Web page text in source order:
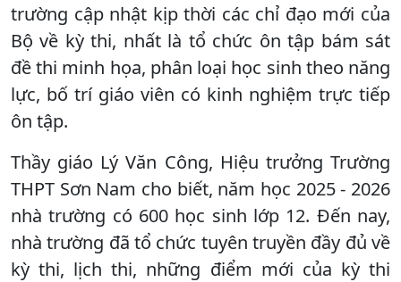
trường cập nhật kịp thời các chỉ đạo mới của
Bộ về kỳ thi, nhất là tổ chức ôn tập bám sát
đề thi minh họa, phân loại học sinh theo năng
lực, bố trí giáo viên có kinh nghiệm trực tiếp
ôn tập.
Thầy giáo Lý Văn Công, Hiệu trưởng Trường
THPT Sơn Nam cho biết, năm học 2025 - 2026
nhà trường có 600 học sinh lớp 12. Đến nay,
nhà trường đã tổ chức tuyên truyền đầy đủ về
kỳ thi, lịch thi, những điểm mới của kỳ thi